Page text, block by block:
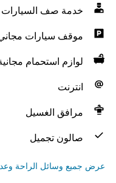
خدمة صف السيارات
موقف سيارات
لوازم استحمام
انترنت
مرافق الغسيل
صالون تجميل
عرض جميع وسائل الراحة